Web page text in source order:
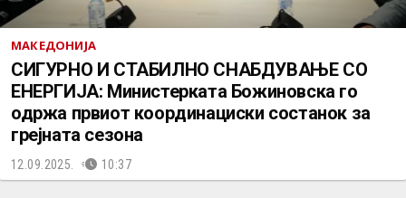
МАКЕДОНИЈА
СИГУРНО И СТАБИЛНО СНАБДУВАЊЕ СО
ЕНЕРГИЈА: Министерката Божиновска го
одржа првиот координациски состанок за
грејната сезона
12.09.2025. 10:37